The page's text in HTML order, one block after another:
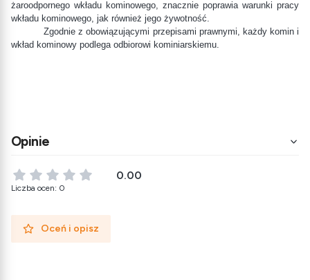
żaroodpornego wkładu kominowego, znacznie poprawia warunki pracy
wkładu kominowego, jak również jego żywotność.
Zgodnie z obowiązującymi przepisami prawnymi, każdy komin i
wkład kominowy podlega odbiorowi kominiarskiemu.
Opinie
0.00
Liczba ocen: 0
Oceń i opisz